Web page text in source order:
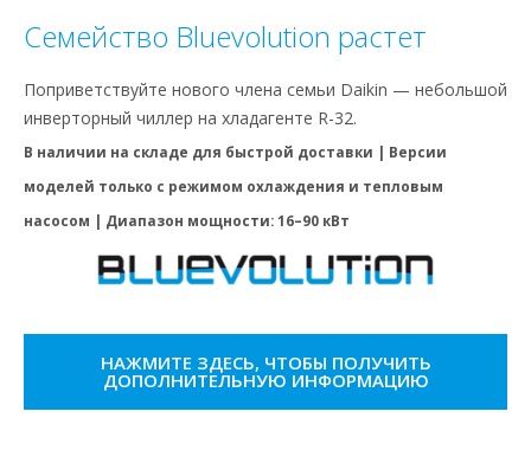
Семейство Bluevolution растет
Поприветствуйте нового члена семьи Daikin — небольшой
инверторный чиллер на хладагенте R-32.
В наличии на складе для быстрой доставки | Версии
моделей только с режимом охлаждения и тепловым
насосом | Диапазон мощности: 16–90 кВт
НАЖМИТЕ ЗДЕСЬ, ЧТОБЫ ПОЛУЧИТЬ
ДОПОЛНИТЕЛЬНУЮ ИНФОРМАЦИЮ